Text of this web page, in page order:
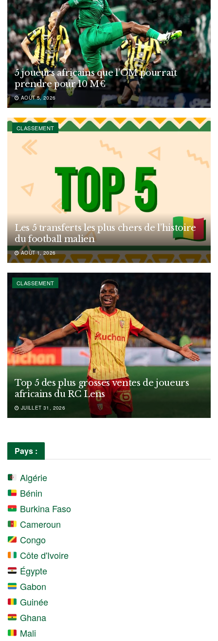
5 joueurs africains que l’OM pourrait
prendre pour 10 M€
AOÛT 5, 2026
CLASSEMENT
Les 5 transferts les plus chers de l’histoire
du football malien
AOÛT 1, 2026
CLASSEMENT
Top 5 des plus grosses ventes de joueurs
africains du RC Lens
JUILLET 31, 2026
Pays :
Algérie
Bénin
Burkina Faso
Cameroun
Congo
Côte d'Ivoire
Égypte
Gabon
Guinée
Ghana
Mali